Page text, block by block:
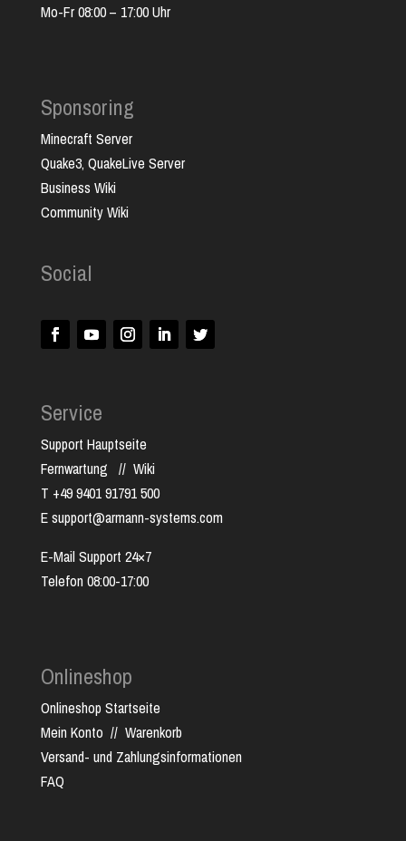
Mo-Fr 08:00 – 17:00 Uhr
Sponsoring
Minecraft Server
Quake3, QuakeLive Server
Business Wiki
Community Wiki
Social
Service
Support Hauptseite
Fernwartung // Wiki
T +49 9401 91791 500
E support@armann-systems.com
E-Mail Support 24×7
Telefon 08:00-17:00
Onlineshop
Onlineshop Startseite
Mein Konto // Warenkorb
Versand- und Zahlungsinformationen
FAQ